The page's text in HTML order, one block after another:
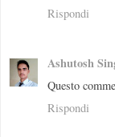
Rispondi
Ashutosh
Questo
Rispondi